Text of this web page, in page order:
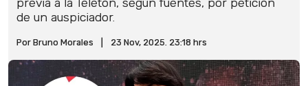
previa a la Teletón, según fuentes, por petición
de un auspiciador.
Por Bruno Morales 23 Nov, 2025. 23:18 hrs